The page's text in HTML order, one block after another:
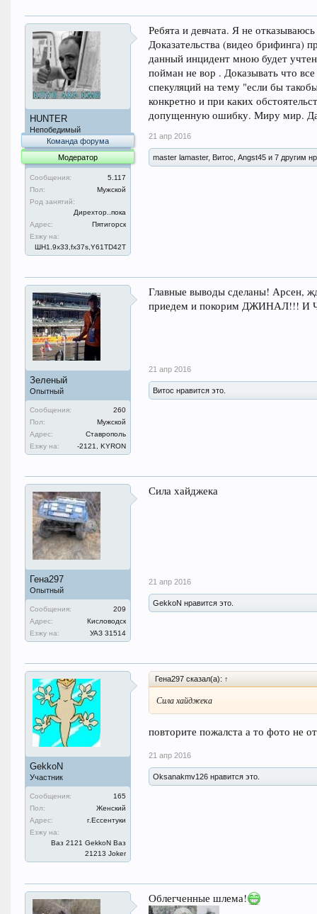
HUNTER
Непобедимый
Команда форума
Модератор
Сообщения:
5.117
Пол:
Мужской
Род занятий:
Дирехтор..пока
Адрес:
Пятигорск
Езжу на:
ШН1.9x33,fx37s,Y61TD42T
Ребята и девчата. Я не
Доказательства (видео брифинга)
данный инцидент мною будет
пойман не вор . Доказывать что
спекуляций на тему "если бы
конкретно и при каких
допущенную ошибку. Миру мир.
21 апр 2016
master lamaster, Витос, Angst45 и 7 другим
Зеленый
Опытный
Сообщения:
260
Пол:
Мужской
Адрес:
Ставрополь
Езжу на:
-2121, KYRON
Главные выводы сделаны! Арсен,
приедем и покорим ДЖИНАЛ!!! И
21 апр 2016
Витос нравится это.
Гена297
Опытный
Сообщения:
209
Адрес:
Кисловодск
Езжу на:
УАЗ 31514
Сила хайджека
21 апр 2016
GekkoN нравится это.
GekkoN
Участник
Сообщения:
165
Пол:
Женский
Адрес:
г.Ессентуки
Езжу на:
Ваз 2121 GekkoN Ваз
21213 Joker
Гена297 сказал(а): ↑
Сила хайджека
повторите пожалста а то фото не
21 апр 2016
Oksanakmv126 нравится это.
Облегченные шлема!